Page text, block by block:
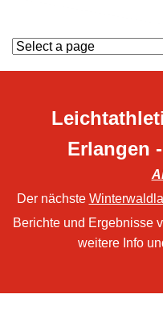
Erlangen
Der nächste
Berichte und Ergebnisse
weitere Info